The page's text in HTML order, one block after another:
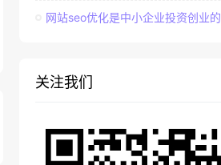
网站seo优化是中小企业投资创业的
关注我们